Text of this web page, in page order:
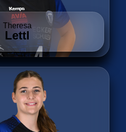
Theresa
Lettl